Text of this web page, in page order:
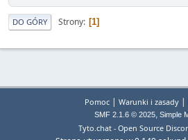
DO GÓRY Strony 1
Pomoc| Warunki i zasady|
SMF 2.1.6 © 2025, Simple
Tyto.chat - Open Source